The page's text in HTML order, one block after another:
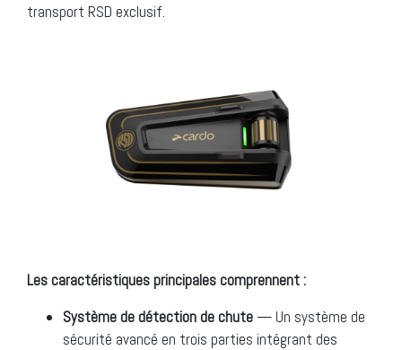
transport RSD exclusif.
Les caractéristiques principales comprennent :
Système de détection de chute — Un système de
sécurité avancé en trois parties intégrant des